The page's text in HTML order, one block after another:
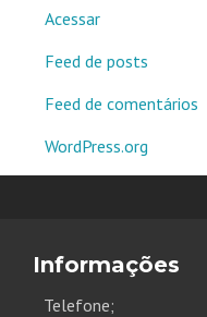
Acessar
Feed de posts
Feed de comentários
WordPress.org
Informações
Telefone;